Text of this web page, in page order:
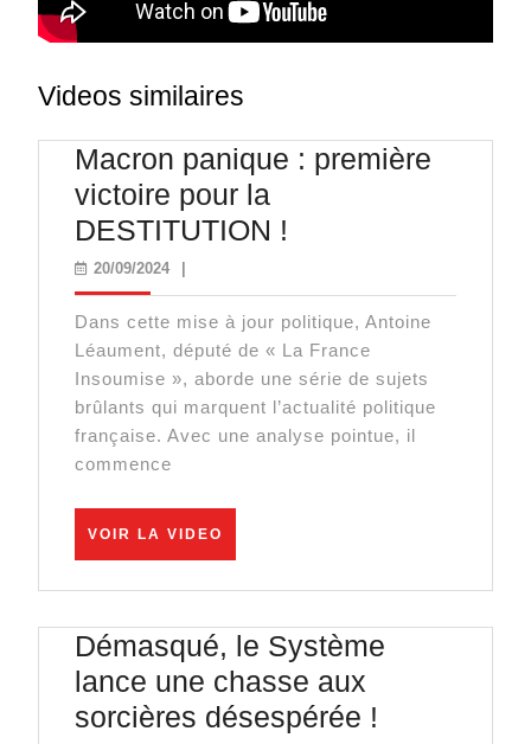
Videos similaires
Macron panique : première
victoire pour la
DESTITUTION !
:
première
victoire
pour
la
20/09/202420/09/2024
Dans cette mise à jour politique, Antoine
Léaument, député de « La France
Insoumise », aborde une série de sujets
brûlants qui marquent l’actualité politique
française. Avec une analyse pointue, il
commence
VOIR LA VIDEO
Démasqué, le Système
lance une chasse aux
sorcières désespérée !